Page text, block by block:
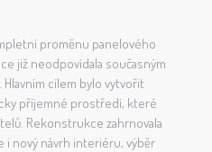
proměnu panelového
již neodpovídala současným
cílem bylo vytvořit
příjemné prostředí, které
Rekonstrukce zahrnovala
i nový návrh interiéru, výběr